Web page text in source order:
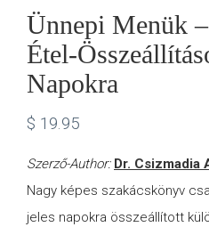
Ünnepi Menük
Étel-
Napokra
$ 19.95
Szerző-Author: Dr. Csizmadia
Nagy képes szakácskönyv
jeles napokra összeállított